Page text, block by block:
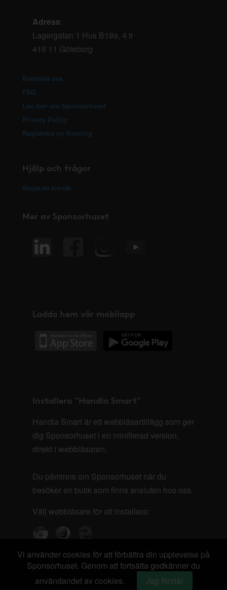
Adress:
Lagergatan 1 Hus B19a, 4 tr
415 11 Göteborg
Kontakta oss
FAQ
Läs mer om Sponsorhuset
Privacy Policy
Registrera ny förening
Hjälp och frågor
Skapa ett ärende
Mer av Sponsorhuset
Ladda hem vår mobilapp
Installera "Handla Smart"
Handla Smart är ett webbläsartillägg som ger
dig Sponsorhuset i en minifierad version,
direkt i webbläsaren.
Du påminns om Sponsorhuset när du
besöker en butik som finns ansluten hos oss.
Välj webbläsare för att installera:
Vi använder cookies för att förbättra din upplevelse på
Sponsorhuset. Genom att fortsätta godkänner du
användandet av cookies.
Jag förstår